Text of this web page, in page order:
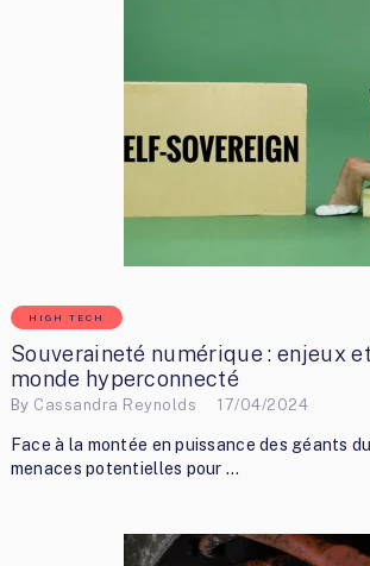
HIGH TECH
Souveraineté numérique : enjeux
monde hyperconnecté
By Cassandra Reynolds 17/04/2024
Face à la montée en puissance des géants
menaces potentielles pour …